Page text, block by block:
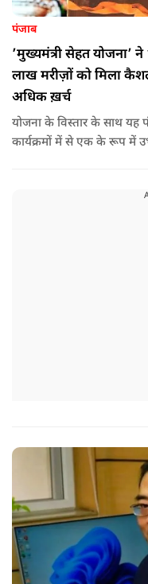
पंजाब
’मुख्यमंत्री सेहत योजना’
लाख मरीज़ों को मिला
अधिक ख़र्च
योजना के विस्तार के साथ
कार्यक्रमों में से एक के रूप में